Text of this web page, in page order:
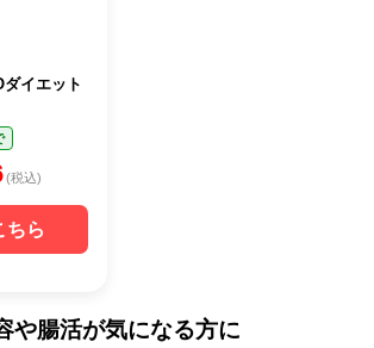
ダイエット
(税込)
ちら
や腸活が気になる方に